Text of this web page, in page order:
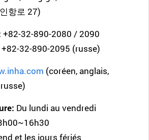
항로 27)
+82-32-890-2080 / 2090
32-890-2095 (russe)
(coréen, anglais,
Du lundi au vendredi
et les jours fériés